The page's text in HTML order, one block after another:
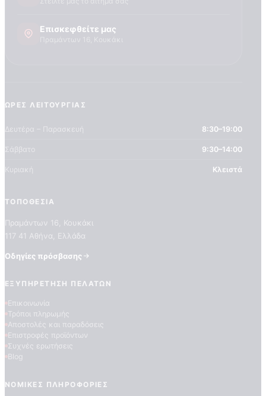
ΕΠΕΞΗΓΗΣΗ ΣΥΜΒΟΛΩΝ
Επισκεφθείτε μας
ΏΡΕΣ ΛΕΙΤΟΥΡΓΊΑΣ
Δευτέρα – Παρασκευή 8:30–19:00
Σάββατο 9:30–14:00
Κυριακή Κλειστά
ΤΟΠΟΘΕΣΊΑ
Πραμάντων 16, Κουκάκι
117 41 Αθήνα, Ελλάδα
Οδηγίες πρόσβασης
ΕΞΥΠΗΡΈΤΗΣΗ ΠΕΛΑΤΏΝ
Επικοινωνία
Τρόποι πληρωμής
Αποστολές και παραδόσεις
Επιστροφές προϊόντων
Συχνές ερωτήσεις
Blog
ΝΟΜΙΚΈΣ ΠΛΗΡΟΦΟΡΊΕΣ